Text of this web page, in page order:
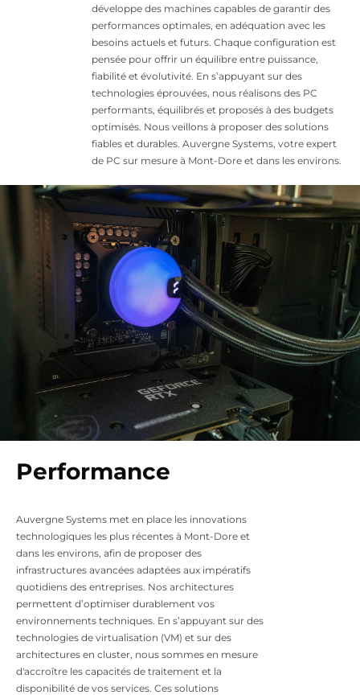
développe des machines capables de garantir des
performances optimales, en adéquation avec les
besoins actuels et futurs. Chaque configuration est
pensée pour offrir un équilibre entre puissance,
fiabilité et évolutivité. En s’appuyant sur des
technologies éprouvées, nous réalisons des PC
performants, équilibrés et proposés à des budgets
optimisés. Nous veillons à proposer des solutions
fiables et durables. Auvergne Systems, votre expert
de PC sur mesure à Mont-Dore et dans les environs.
Performance
Auvergne Systems met en place les innovations
technologiques les plus récentes à Mont-Dore et
dans les environs, afin de proposer des
infrastructures avancées adaptées aux impératifs
quotidiens des entreprises. Nos architectures
permettent d’optimiser durablement vos
environnements techniques. En s’appuyant sur des
technologies de virtualisation (VM) et sur des
architectures en cluster, nous sommes en mesure
d'accroître les capacités de traitement et la
disponibilité de vos services. Ces solutions